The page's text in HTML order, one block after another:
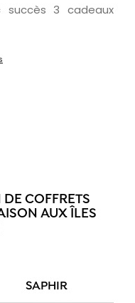
3 cadeaux
COFFRETS
AUX ÎLES
SAPHIR